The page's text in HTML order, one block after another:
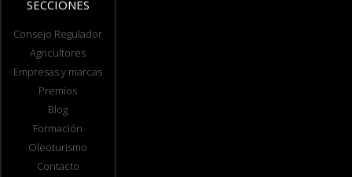
SECCIONES
Consejo Regulador
Agricultores
Empresas y marcas
Premios
Blog
Formación
Oleoturismo
Contacto